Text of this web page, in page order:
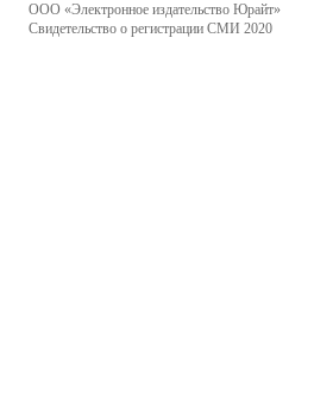
ООО «Электронное издательство Юрайт»
Свидетельство о регистрации СМИ 2020